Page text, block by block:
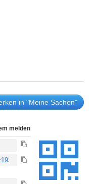
in "Meine Sachen"
melden